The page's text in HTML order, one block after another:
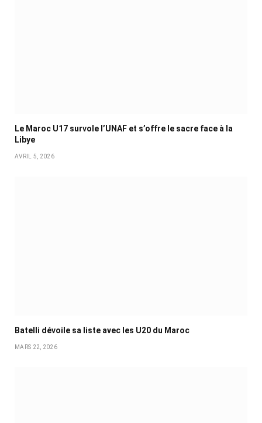
Le Maroc U17 survole l’UNAF et s’offre le sacre face à la
Libye
AVRIL 5, 2026
Batelli dévoile sa liste avec les U20 du Maroc
MARS 22, 2026